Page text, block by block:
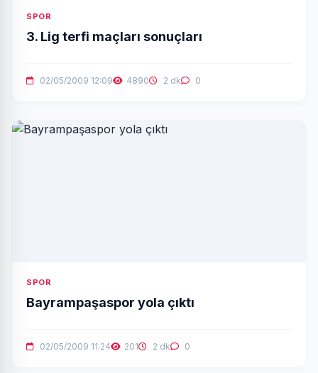
SPOR
3. Lig terfi maçları sonuçları
02/05/2009 12:09 4890 2 dk 0
SPOR
Bayrampaşaspor yola çıktı
02/05/2009 11:24 201 2 dk 0